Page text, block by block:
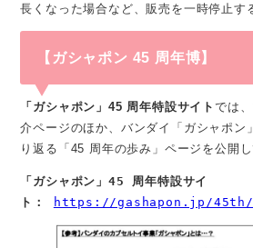
長くなった場合など、販売を一時停止す
【ガシャポン 45 周年博】
「ガシャポン」45 周年特設サイト では
介ページのほか、バンダイ「ガシャポン
り返る「45 周年の歩み」ページを公開し
「ガシャポン」45 周年特設サイ
ト：
https://gashapon.jp/45th/